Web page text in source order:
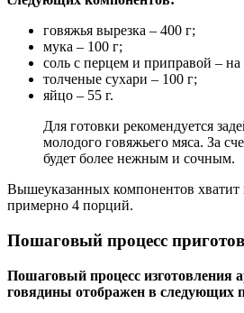
говяжья вырезка – 400 г;
мука – 100 г;
соль с перцем и приправой – на
толченые сухари – 100 г;
яйцо – 55 г.
Для готовки рекомендуется
молодого говяжьего мяса. За
будет более нежным и сочным.
Вышеуказанных компонентов хватит
примерно 4 порций.
Пошаговый процесс
Пошаговый процесс изготовления
говядины отображен в следующих